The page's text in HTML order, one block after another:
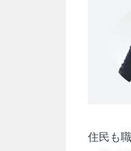
住民も